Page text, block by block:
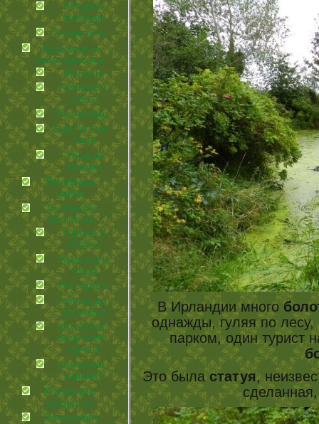
Ресурсы
природы
Стоматология
Здоровье —
залог красоты
Волосы
Питание и
диеты
Ручки наши
Уход за кожей
лица
Уход за
ногами
Лечебные
грибы
По немного
обо всем
Города и
страны
Красота и
мода
На экране
советы для
здоровья
что делает
нашу жизнь
лучше
эзотерика и
гадания
Полезные
продукты
Посиделки
В Ирландии много
однажды, гуляя по
парком, один турист
Это быластатуя,